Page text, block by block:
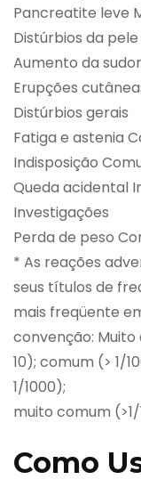
Pancreatite leve
Distúrbios da
Aumento da
Erupções
Distúrbios gerais
Fatiga e astenia
Indisposição
Queda acidental
Investigações
Perda de peso
* As reações
seus títulos de
mais freqüente
convenção: Muito
10); comum (> 1/
1/1000);
muito comum
Como